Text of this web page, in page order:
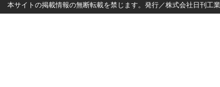
本サイトの掲載情報の無断転載を禁じます。発行／株式会社日刊